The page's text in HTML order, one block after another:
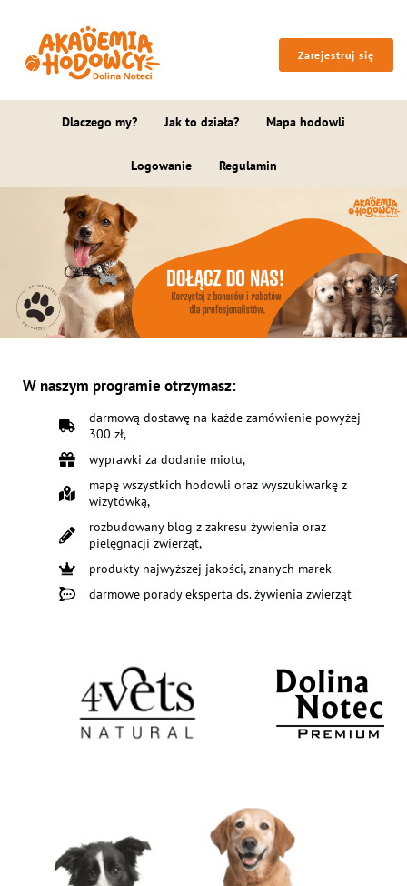
Zarejestruj się
Dlaczego my? Jak to działa? Mapa hodowli
Logowanie Regulamin
W naszym programie otrzymasz:
darmową dostawę na każde zamówienie powyżej
300 zł,
wyprawki za dodanie miotu,
mapę wszystkich hodowli oraz wyszukiwarkę z
wizytówką,
rozbudowany blog z zakresu żywienia oraz
pielęgnacji zwierząt,
produkty najwyższej jakości, znanych marek
darmowe porady eksperta ds. żywienia zwierząt